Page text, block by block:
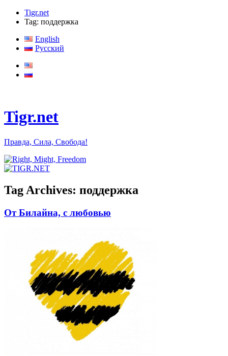
Tigr.net
Tag: поддержка
English
Русский
Tigr.net
Правда, Сила, Свобода!
Tag Archives: поддержка
От Билайна, с любовью